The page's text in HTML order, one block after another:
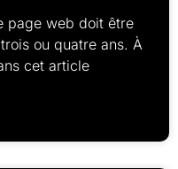
page web doit être
ou quatre ans. À
cet article